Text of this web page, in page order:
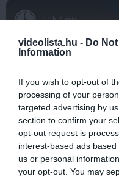
videolista.hu - Do
Information
If you wish to opt-out of
processing of your
targeted advertising by
section to confirm your
opt-out request is
interest-based ads
us or personal
your opt-out. You may
11 h 3 min
Fungus Dries Up
Use